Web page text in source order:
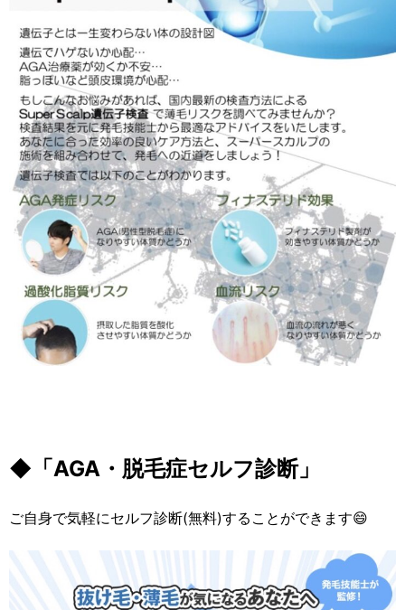
◆「AGA・脱毛症セルフ診断」
ご自身で気軽にセルフ診断(無料)することができます😄